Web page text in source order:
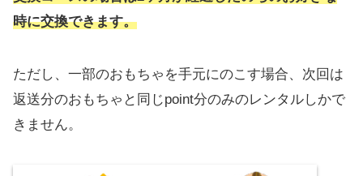
時に交換できます。
ただし、一部のおもちゃを手元にのこす場合、次回は
返送分のおもちゃと同じpoint分のみのレンタルしかで
きません。